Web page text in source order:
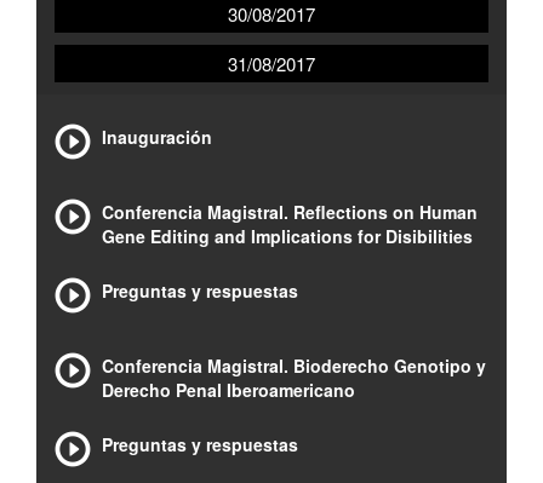
30/08/2017
31/08/2017
Inauguración
Conferencia Magistral. Reflections on Human
Gene Editing and Implications for Disibilities
Preguntas y respuestas
Conferencia Magistral. Bioderecho Genotipo y
Derecho Penal Iberoamericano
Preguntas y respuestas